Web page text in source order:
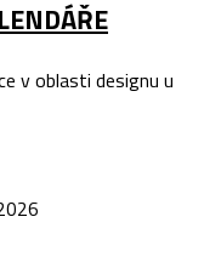
v oblasti designu u